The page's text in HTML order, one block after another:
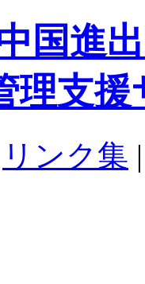
国進
理支援
リンク集